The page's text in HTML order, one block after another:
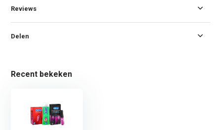
Reviews
Delen
Recent bekeken